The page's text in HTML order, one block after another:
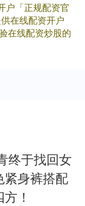
户「正规配资官
在线配资开户
在线配资炒股的
终于找回女
紧身裤搭配
！